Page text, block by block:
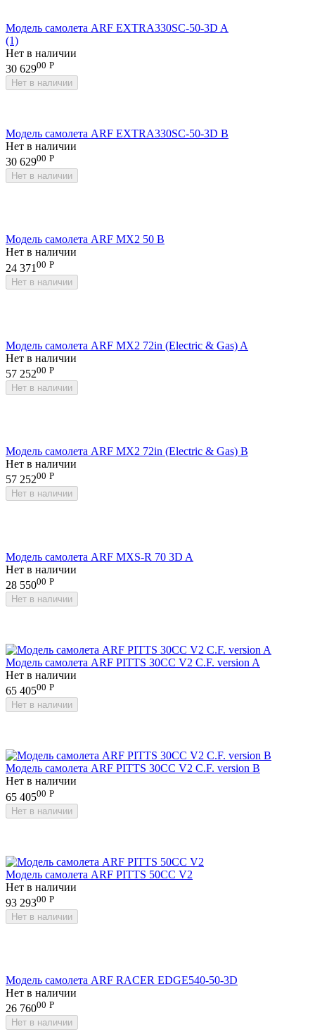
Модель самолета ARF EXTRA330SC-50-3D A
(1)
Нет в наличии
30 62900 Р
Нет в наличии
Модель самолета ARF EXTRA330SC-50-3D B
Нет в наличии
30 62900 Р
Нет в наличии
Модель самолета ARF MX2 50 B
Нет в наличии
24 371 00 Р
Нет в наличии
Модель самолета ARF MX2 72in (Electric & Gas) A
Нет в наличии
57 25200 Р
Нет в наличии
Модель самолета ARF MX2 72in (Electric & Gas) B
Нет в наличии
57 25200 Р
Нет в наличии
Модель самолета ARF MXS-R 70 3D A
Нет в наличии
28 55000 Р
Нет в наличии
Модель самолета ARF PITTS 30CC V2 C.F. version A
Нет в наличии
65 40500 Р
Нет в наличии
Модель самолета ARF PITTS 30CC V2 C.F. version B
Нет в наличии
65 40500 Р
Нет в наличии
Модель самолета ARF PITTS 50CC V2
Нет в наличии
93 29300 Р
Нет в наличии
Модель самолета ARF RACER EDGE540-50-3D
Нет в наличии
26 76000 Р
Нет в наличии